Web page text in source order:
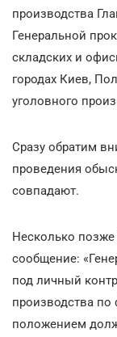
производства
Генеральной
складских и
городах Киев,
уголовного
Сразу обратим
проведения
совпадают.
Несколько позже
сообщение:
под личный
производства
положением